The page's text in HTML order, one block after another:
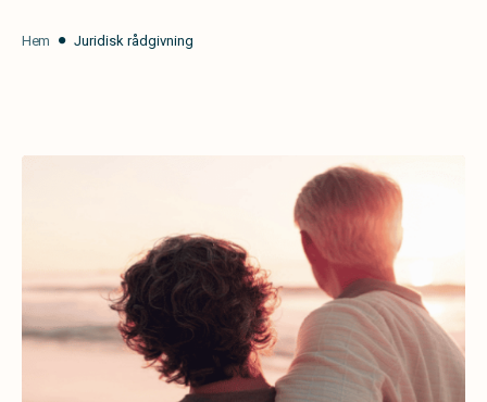
Hem Juridisk rådgivning